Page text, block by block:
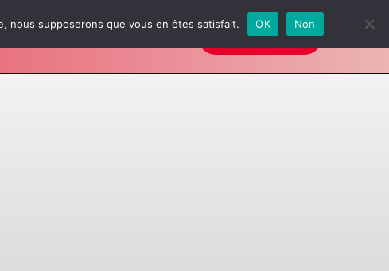
INSCRIPTIONS
nous supposerons que vous en êtes satisfait. OK Non